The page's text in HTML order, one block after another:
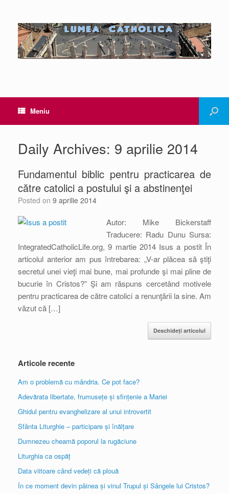
Meniu
Daily Archives: 9 aprilie 2014
Fundamentul biblic pentru practicarea de
către catolici a postului şi a abstinenţei
Posted on 9 aprilie 2014
Autor: Mike Bickerstaff
Traducere: Radu Dunu Sursa:
IntegratedCatholicLife.org, 9 martie 2014 Isus a postit În
articolul anterior am pus întrebarea: „V-ar plăcea să ştiţi
secretul unei vieţi mai bune, mai profunde şi mai pline de
bucurie în Cristos?” Şi am răspuns cercetând motivele
pentru practicarea de către catolici a renunţării la sine. Am
văzut că […]
Deschideți articolul
Articole recente
Am o problemă cu mândria. Ce pot face?
Adevărata libertate, frumusețe și sfințenie a Mariei
Ghidul pentru evanghelizare al unui introvertit
Sfânta Liturghie – participare și înălțare
Dumnezeu cheamă poporul la rugăciune
Liturghia ca ospăț
Data viitoare când vedeți că plouă
În ce moment devin pâinea și vinul Trupul și Sângele lui Cristos?